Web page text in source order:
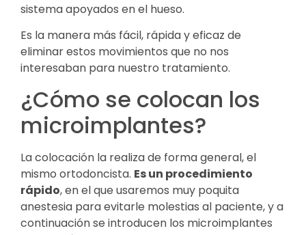
sistema apoyados en el hueso.
Es la manera más fácil, rápida y eficaz de
eliminar estos movimientos que no nos
interesaban para nuestro tratamiento.
¿Cómo se colocan los
microimplantes?
La colocación la realiza de forma general, el
mismo ortodoncista. Es un procedimiento
rápido, en el que usaremos muy poquita
anestesia para evitarle molestias al paciente, y a
continuación se introducen los microimplantes